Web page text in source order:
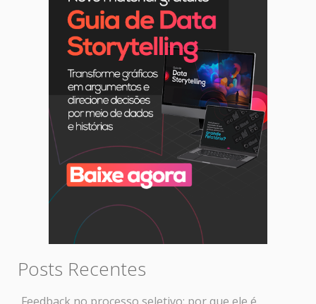
Posts Recentes
Feedback no processo seletivo: por que ele é